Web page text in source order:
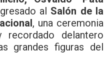
al Salón de la
, una ceremonia
delantero
grandes figuras del